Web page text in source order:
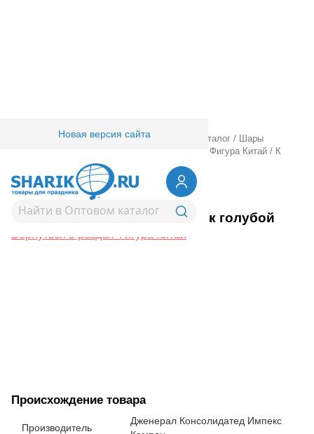
Новая версия сайта
Товары для праздника/ Оптовый каталог /
Шары
Фигура Китай / К
ФИГУРА Слоненок голубой
1207-6655К ФИГУРА Слоненок голубой
Вернуться в раздел Фигура Китай
Происхождение товара
Производитель
Дженерал Консолидатед Импекс